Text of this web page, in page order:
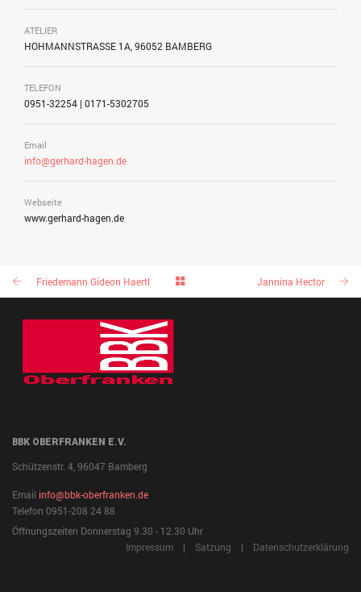
ATELIER
HOHMANNSTRASSE 1A, 96052 BAMBERG
TELEFON
0951-32254 | 0171-5302705
Email
info@gerhard-hagen.de
Webseite
www.gerhard-hagen.de
Friedemann Gideon Haertl Jannina Hector
BBK OBERFRANKEN E.V.
Schützenstr. 4, 96047 Bamberg
Email info@bbk-oberfranken.de
Telefon 0951-208 24 88
Öffnungszeiten Donnerstag 9.30 - 12.30 Uhr
Impressum | Satzung | Datenschutzerklärung